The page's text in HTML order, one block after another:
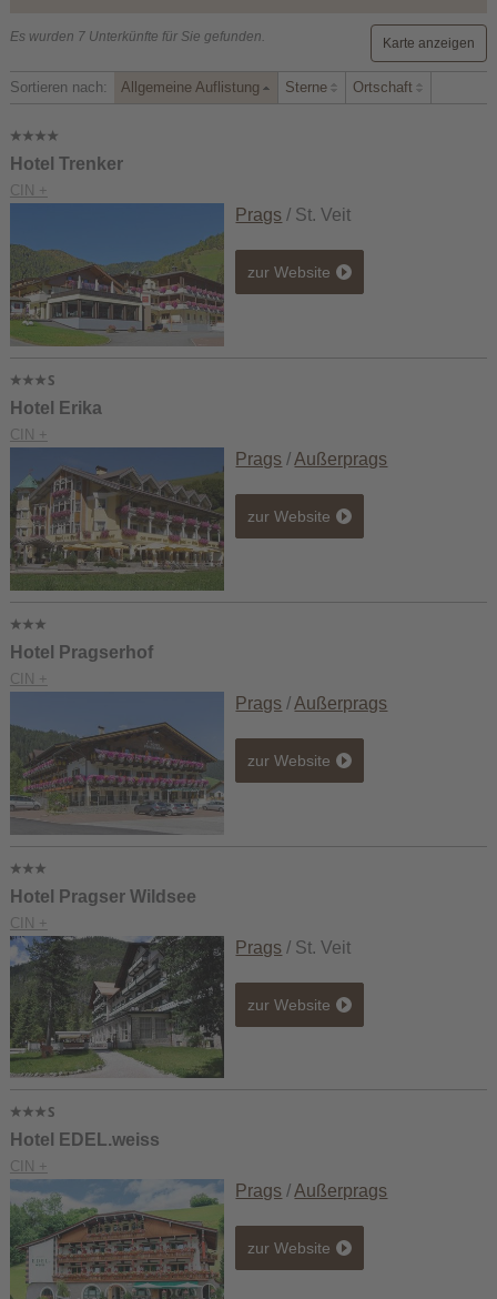
Karte anzeigen
Es wurden 7 Unterkünfte für Sie gefunden.
Sortieren nach: Allgemeine Auflistung Sterne Ortschaft
Hotel Trenker
CIN +
Prags / St. Veit
zur Website
Hotel Erika
CIN +
Prags /Außerprags
zur Website
Hotel Pragserhof
CIN +
Prags /Außerprags
zur Website
Hotel Pragser Wildsee
CIN +
Prags / St. Veit
zur Website
Hotel EDEL.weiss
CIN +
Prags /Außerprags
zur Website